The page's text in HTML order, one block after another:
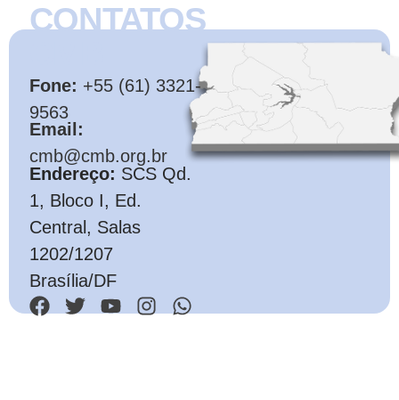
CONTATOS
Fone: +55 (61) 3321-
9563
Email:
cmb@cmb.org.br
Endereço: SCS Qd.
1, Bloco I, Ed.
Central, Salas
1202/1207
Brasília/DF